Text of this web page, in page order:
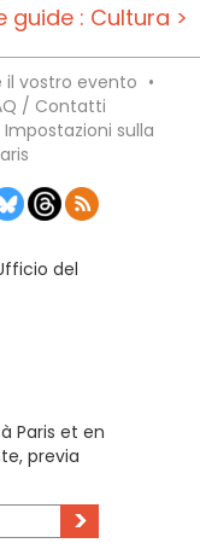
guide : Cultura >
il vostro evento •
/ Contatti
Impostazioni sulla
del
Paris et en
previa
>